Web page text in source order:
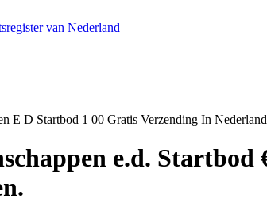
van Nederland
E D Startbod 1 00 Gratis Verzending In
e.d. Startbod